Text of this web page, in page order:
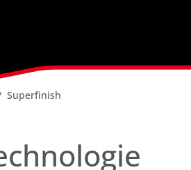
Superfinish